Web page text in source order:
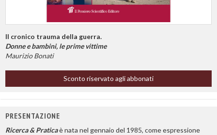
Il cronico trauma della guerra.
Donne e bambini, le prime vittime
Maurizio Bonati
Sconto riservato agli abbonati
PRESENTAZIONE
Ricerca & Praticaè nata nel gennaio del 1985, come espressione